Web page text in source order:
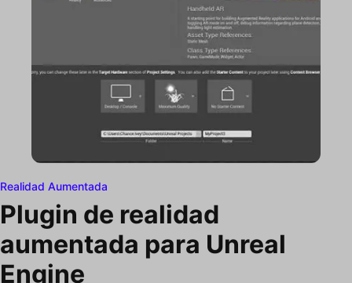
Realidad Aumentada
Plugin de realidad
aumentada para Unreal
Engine